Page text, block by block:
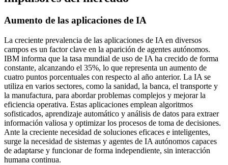
Aumento de las aplicaciones de IA
La creciente prevalencia de las aplicaciones de IA en diversos
campos es un factor clave en la aparición de agentes autónomos.
IBM informa que la tasa mundial de uso de IA ha crecido de forma
constante, alcanzando el 35%, lo que representa un aumento de
cuatro puntos porcentuales con respecto al año anterior. La IA se
utiliza en varios sectores, como la sanidad, la banca, el transporte y
la manufactura, para abordar problemas complejos y mejorar la
eficiencia operativa. Estas aplicaciones emplean algoritmos
sofisticados, aprendizaje automático y análisis de datos para extraer
información valiosa y optimizar los procesos de toma de decisiones.
Ante la creciente necesidad de soluciones eficaces e inteligentes,
surge la necesidad de sistemas y agentes de IA autónomos capaces
de adaptarse y funcionar de forma independiente, sin interacción
humana continua.